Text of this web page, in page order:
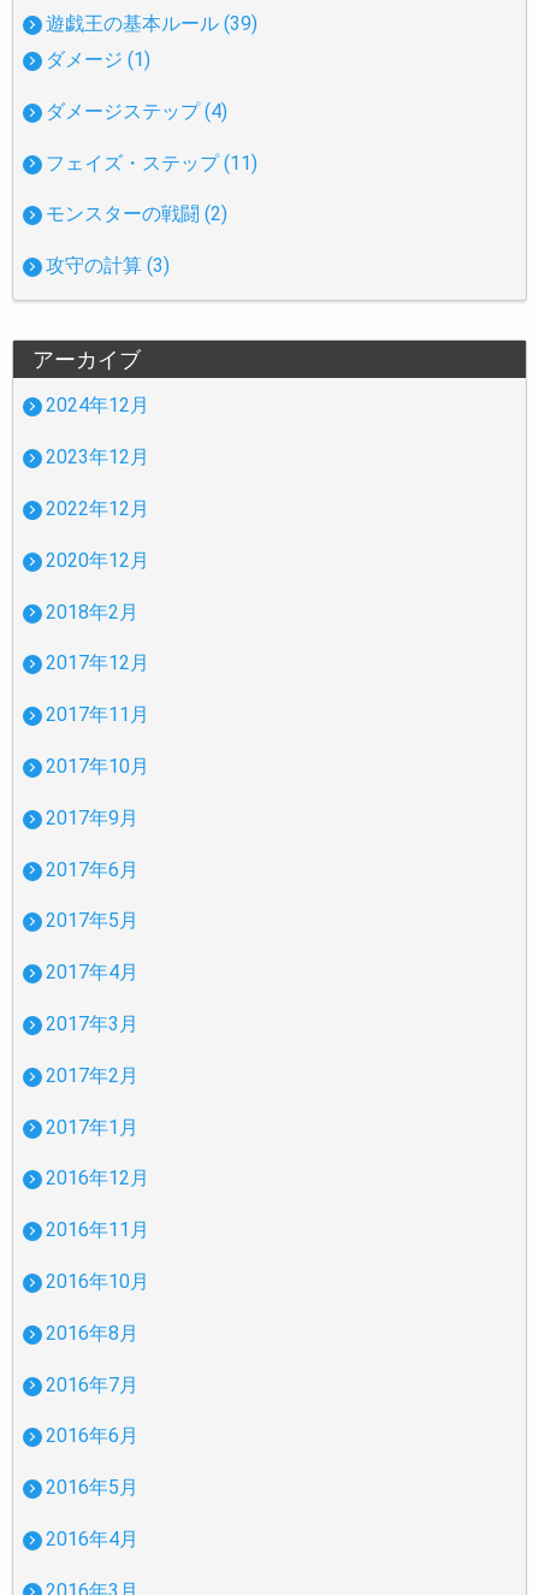
遊戯王の基本ルール (39)
ダメージ (1)
ダメージステップ (4)
フェイズ・ステップ (11)
モンスターの戦闘 (2)
攻守の計算 (3)
アーカイブ
2024年12月
2023年12月
2022年12月
2020年12月
2018年2月
2017年12月
2017年11月
2017年10月
2017年9月
2017年6月
2017年5月
2017年4月
2017年3月
2017年2月
2017年1月
2016年12月
2016年11月
2016年10月
2016年8月
2016年7月
2016年6月
2016年5月
2016年4月